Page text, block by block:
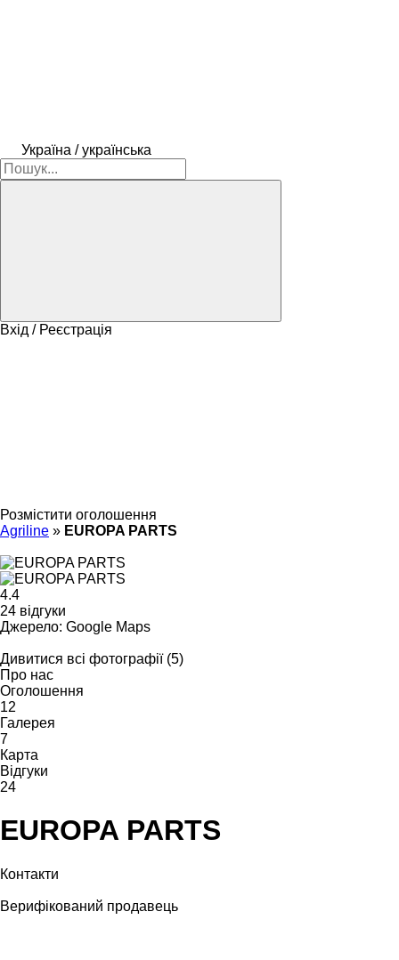
Україна / українська
Вхід / Реєстрація
Розмістити оголошення
Agriline » EUROPA PARTS
4.4
24 відгуки
Джерело: Google Maps
Дивитися всі фотографії (5)
Про нас
Оголошення
12
Галерея
7
Карта
Відгуки
24
EUROPA PARTS
Контакти
Верифікований продавець